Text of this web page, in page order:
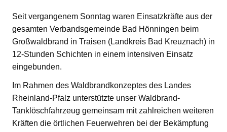
Seit vergangenem Sonntag waren Einsatzkräfte aus der
gesamten Verbandsgemeinde Bad Hönningen beim
Großwaldbrand in Traisen (Landkreis Bad Kreuznach) in
12-Stunden Schichten in einem intensiven Einsatz
eingebunden.
Im Rahmen des Waldbrandkonzeptes des Landes
Rheinland-Pfalz unterstützte unser Waldbrand-
Tanklöschfahrzeug gemeinsam mit zahlreichen weiteren
Kräften die örtlichen Feuerwehren bei der Bekämpfung